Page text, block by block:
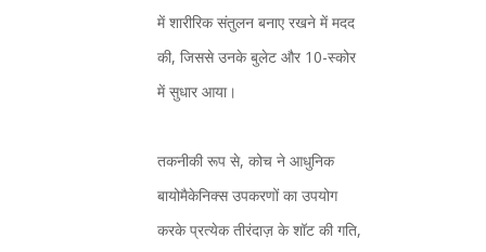
में शारीरिक संतुलन बनाए रखने में मदद
की, जिससे उनके बुलेट और 10-स्कोर
में सुधार आया।
तकनीकी रूप से, कोच ने आधुनिक
बायोमैकेनिक्स उपकरणों का उपयोग
करके प्रत्येक तीरंदाज़ के शॉट की गति,